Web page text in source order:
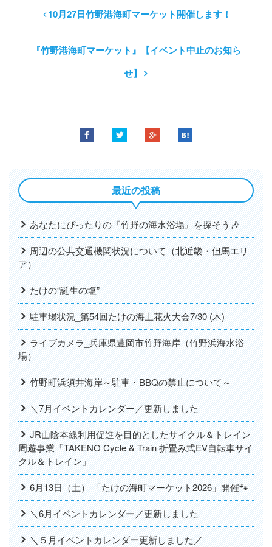
10月27日竹野港海町マーケット開催します！
『竹野港海町マーケット』【イベント中止のお知ら
せ】
最近の投稿
あなたにぴったりの『竹野の海水浴場』を探そう🎶
周辺の公共交通機関状況について（北近畿・但馬エリ
ア）
たけの“誕生の塩”
駐車場状況_第54回たけの海上花火大会7/30 (木)
ライブカメラ_兵庫県豊岡市竹野海岸（竹野浜海水浴
場）
竹野町浜須井海岸～駐車・BBQの禁止について～
＼7月イベントカレンダー／更新しました
JR山陰本線利用促進を目的としたサイクル＆トレイン
周遊事業「TAKENO Cycle & Train 折畳み式EV自転車サイ
クル＆トレイン」
6月13日（土） 「たけの海町マーケット2026」開催🐾
＼6月イベントカレンダー／更新しました
＼５月イベントカレンダー更新しました／